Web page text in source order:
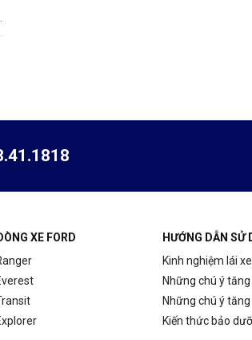
XE FORD
HƯỚNG DẪN SỬ
Kinh nghiệm lái
Những chú ý
Những chú ý
Kiến thức bảo